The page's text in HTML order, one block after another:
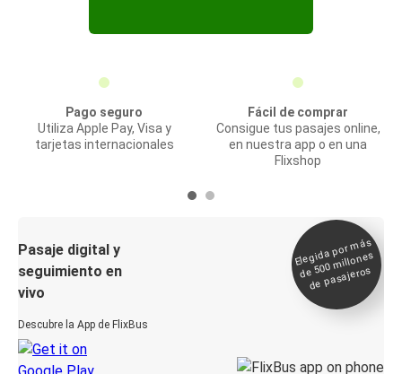
Pago seguro
Utiliza Apple Pay, Visa y
tarjetas internacionales
Fácil de comprar
Consigue tus pasajes online,
en nuestra app o en una
Flixshop
Pasaje digital y
seguimiento en
vivo
Descubre la App de FlixBus
Elegida por
más
de 500
millones
de pasajeros